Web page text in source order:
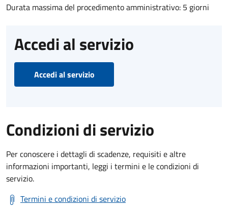
Durata massima del procedimento amministrativo: 5 giorni
Accedi al servizio
Accedi al servizio
Condizioni di servizio
Per conoscere i dettagli di scadenze, requisiti e altre
informazioni importanti, leggi i termini e le condizioni di
servizio.
Termini e condizioni di servizio